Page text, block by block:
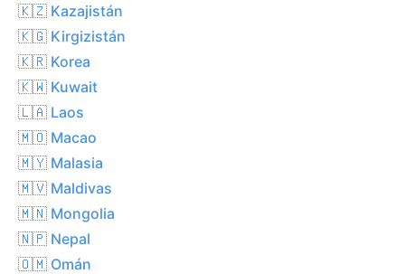
🇰🇿 Kazajistán
🇰🇬 Kirgizistán
🇰🇷 Korea
🇰🇼 Kuwait
🇱🇦 Laos
🇲🇴 Macao
🇲🇾 Malasia
🇲🇻 Maldivas
🇲🇳 Mongolia
🇳🇵 Nepal
🇴🇲 Omán